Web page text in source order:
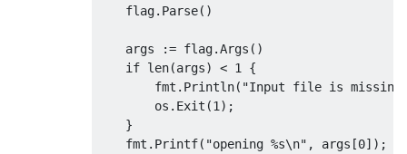
    flag
. Parse()
    args
:= flag.Args ()
if len(args) < 1
{
        fmt
. Println( "Input file is
        os
. Exit (1 );
}
    fmt
. Printf( "opening %s\n" , args [0]);